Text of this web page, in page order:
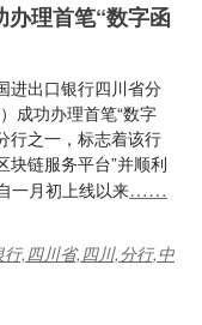
理首笔“数字函
进出口银行四川省分
成功办理首笔“数字
行之一，标志着该行
块链服务平台”并顺利
一月初上线以来……
,四川省,四川,分行,中